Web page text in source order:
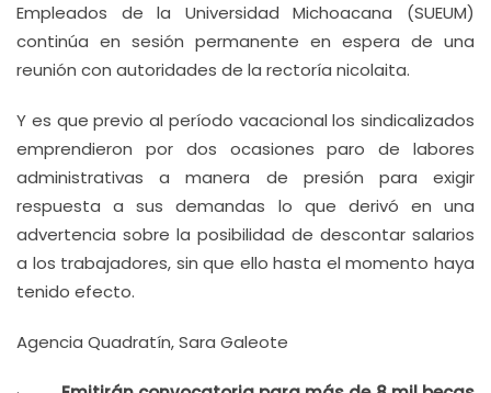
Empleados de la Universidad Michoacana (SUEUM)
continúa en sesión permanente en espera de una
reunión con autoridades de la rectoría nicolaita.
Y es que previo al período vacacional los sindicalizados
emprendieron por dos ocasiones paro de labores
administrativas a manera de presión para exigir
respuesta a sus demandas lo que derivó en una
advertencia sobre la posibilidad de descontar salarios
a los trabajadores, sin que ello hasta el momento haya
tenido efecto.
Agencia Quadratín, Sara Galeote